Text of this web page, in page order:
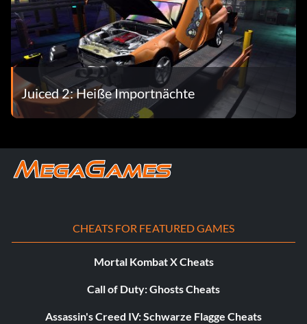
Juiced 2: Heiße Importnächte
CHEATS FOR FEATURED GAMES
Mortal Kombat X Cheats
Call of Duty: Ghosts Cheats
Assassin's Creed IV: Schwarze Flagge Cheats